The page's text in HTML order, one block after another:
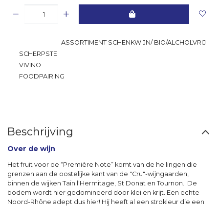
ASSORTIMENT SCHENKWIJN/ BIO/ALCHOLVRIJ
SCHERPSTE
VIVINO
FOODPAIRING
Beschrijving
Over de wijn
Het fruit voor de “Première Note” komt van de hellingen die
grenzen aan de oostelijke kant van de "Cru"-wijngaarden,
binnen de wijken Tain l'Hermitage, St Donat en Tournon. De
bodem wordt hier gedomineerd door klei en krijt. Een echte
Noord-Rhône adept dus hier! Hij heeft al een strokleur die een